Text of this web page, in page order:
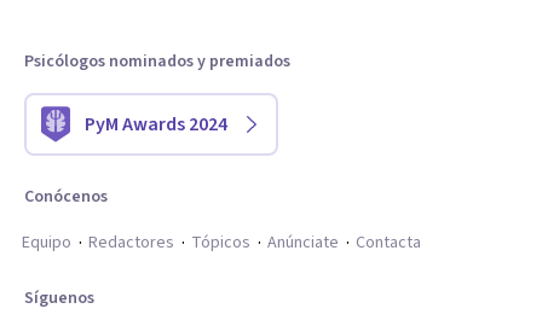
Psicólogos nominados y premiados
PyM Awards 2024
Conócenos
Equipo
Redactores Tópicos Anúnciate Contacta
Síguenos